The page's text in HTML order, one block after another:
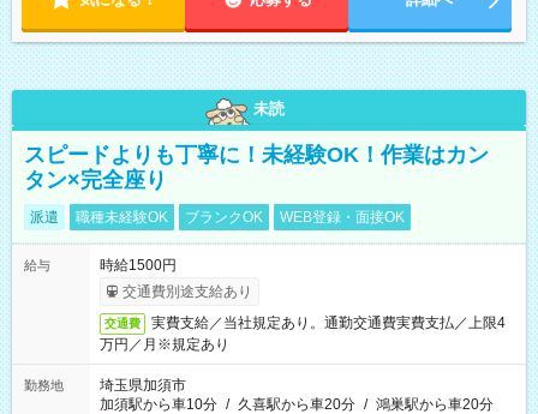
未読
スピードよりも丁寧に！未経験OK！作業はカン
タン×完全座り
派遣 職種未経験OK ブランクOK WEB登録・面接OK
給与
時給1500円
交通費別途支給あり
交通費
実費支給／当社規定あり。通勤交通費実費支払／上限4
万円／月※規定あり
勤務地
埼玉県加須市
加須駅から車10分 / 久喜駅から車20分 / 鴻巣駅から車20分